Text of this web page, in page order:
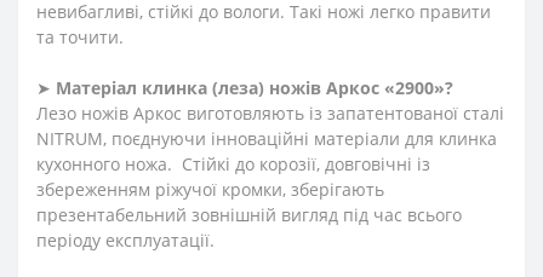
невибагливі, стійкі до вологи. Такі ножі легко правити
та точити.
➤ Матеріал клинка (леза) ножів Аркос «2900»?
Лезо ножів Аркос виготовляють із запатентованої сталі
NITRUM, поєднуючи інноваційні матеріали для клинка
кухонного ножа. Стійкі до корозії, довговічні із
збереженням ріжучої кромки, зберігають
презентабельний зовнішній вигляд під час всього
періоду експлуатації.